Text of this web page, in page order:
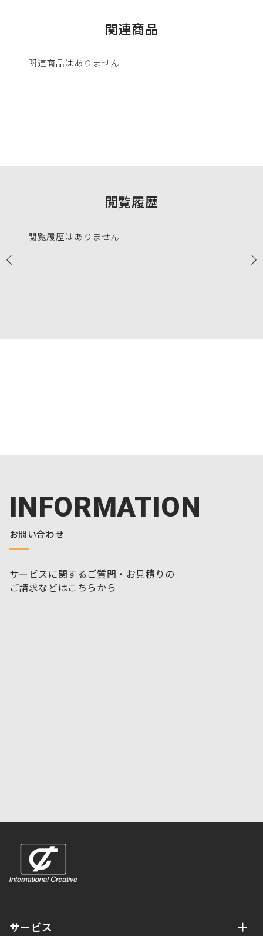
関連商品
関連商品はありません
閲覧履歴
閲覧履歴はありません
INFORMATION
お問い合わせ
サービスに関するご質問・お見積りの
ご請求などはこちらから
サービス